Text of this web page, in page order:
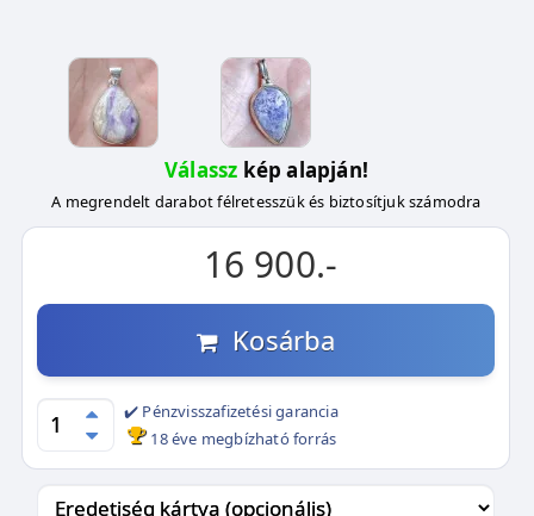
Válassz kép alapján!
A megrendelt darabot félretesszük és biztosítjuk számodra
16 900.-
Kosárba
✔️ Pénzvisszafizetési garancia
18 éve megbízható forrás